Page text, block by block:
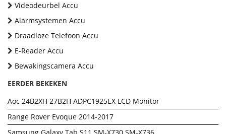
Videodeurbel Accu
Alarmsystemen Accu
Draadloze Telefoon Accu
E-Reader Accu
Bewakingscamera Accu
EERDER BEKEKEN
Aoc 24B2XH 27B2H ADPC1925EX LCD Monitor
Range Rover Evoque 2014-2017